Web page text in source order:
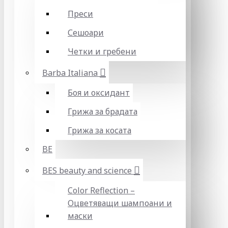
Преси
Сешоари
Четки и гребени
Barba Italiana
Боя и оксидант
Грижа за брадата
Грижа за косата
BE
BES beauty and science
Color Reflection –
Оцветяващи шампоани и
маски